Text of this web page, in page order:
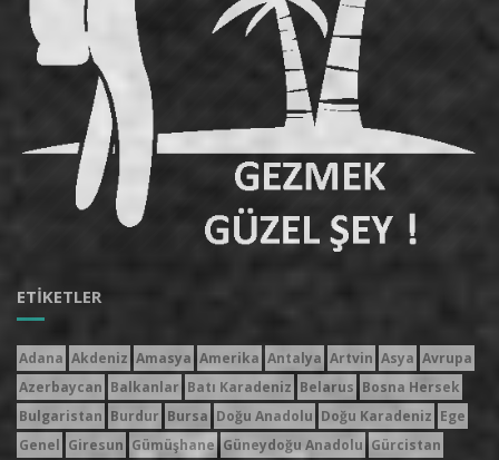
ETIKETLER
Adana Akdeniz Amasya Amerika Antalya Artvin Asya Avrupa
Azerbaycan Balkanlar Batı Karadeniz Belarus Bosna Hersek
Bulgaristan Burdur Bursa Doğu Anadolu Doğu Karadeniz Ege
Genel Giresun Gümüşhane Güneydoğu Anadolu Gürcistan